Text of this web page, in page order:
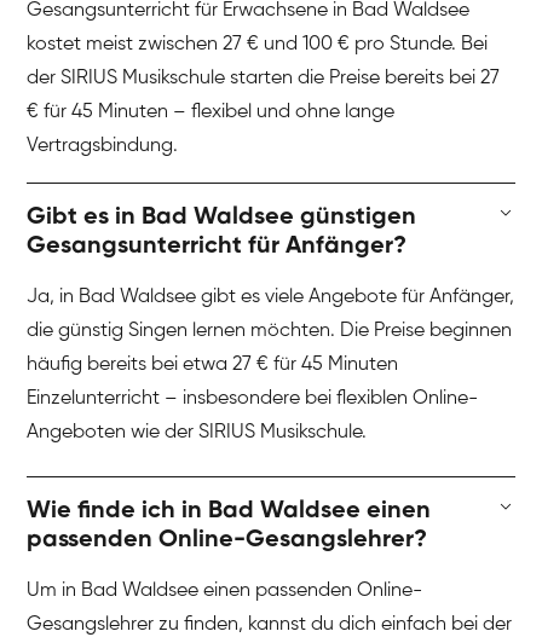
Gesangsunterricht für Erwachsene in Bad Waldsee
kostet meist zwischen 27 € und 100 € pro Stunde. Bei
der SIRIUS Musikschule starten die Preise bereits bei 27
€ für 45 Minuten – flexibel und ohne lange
Vertragsbindung.
Gibt es in Bad Waldsee günstigen
Gesangsunterricht für Anfänger?
Ja, in Bad Waldsee gibt es viele Angebote für Anfänger,
die günstig Singen lernen möchten. Die Preise beginnen
häufig bereits bei etwa 27 € für 45 Minuten
Einzelunterricht – insbesondere bei flexiblen Online-
Angeboten wie der SIRIUS Musikschule.
Wie finde ich in Bad Waldsee einen
passenden Online-Gesangslehrer?
Um in Bad Waldsee einen passenden Online-
Gesangslehrer zu finden, kannst du dich einfach bei der